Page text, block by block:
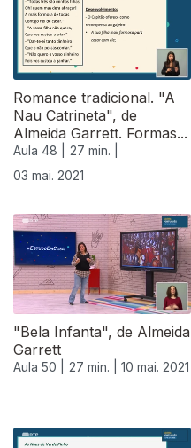
Romance tradicional. "A
Nau Catrineta", de
Almeida Garrett. Formas...
Aula 48 |
27 min. |
03 mai. 2021
"Bela Infanta", de Almeida
Garrett
Aula 50 | 27 min. | 10 mai. 2021